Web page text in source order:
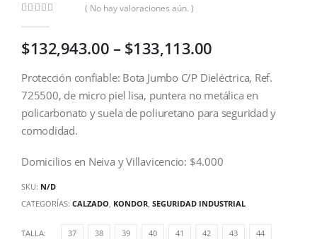
( No hay valoraciones aún. )
$132,943.00–$133,113.00
Protección confiable: Bota Jumbo C/P Dieléctrica, Ref.
725500, de micro piel lisa, puntera no metálica en
policarbonato y suela de poliuretano para seguridad y
comodidad.
Domicilios en Neiva y Villavicencio: $4.000
SKU: N/D
CATEGORÍAS: CALZADO, KONDOR, SEGURIDAD INDUSTRIAL
TALLA 37 38 39 40 41 42 43 44